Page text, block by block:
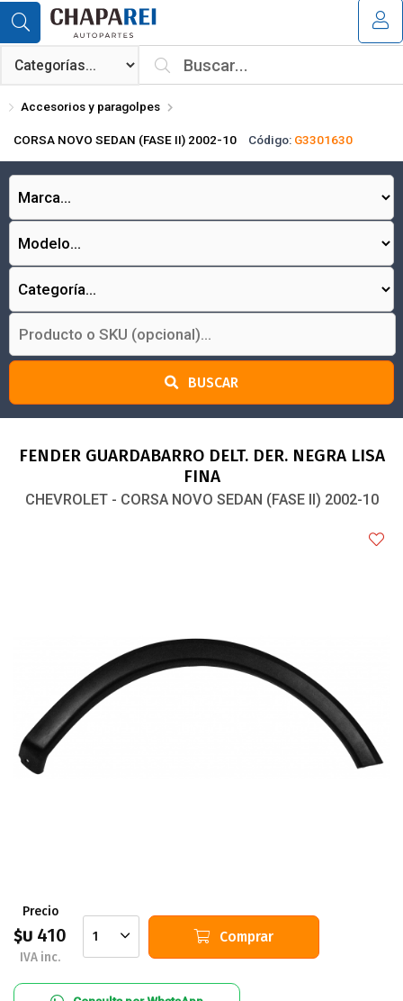
Compartir por email
¿Tienes cupón de descuento?
Accesorios y paragolpes
CORSA NOVO SEDAN (FASE II) 2002-10 Código: G3301630
BUSCAR
FENDER GUARDABARRO DELT. DER. NEGRA LISA
FINA
CHEVROLET - CORSA NOVO SEDAN (FASE II) 2002-10
Precio
$U 410
IVA inc.
1 Comprar